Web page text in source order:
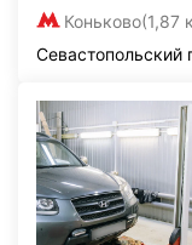
Коньково(1,87
Севастопольский